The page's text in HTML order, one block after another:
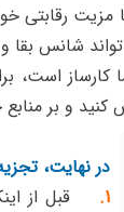
رقابتی
شانس بقا
است،
و بر منابع
در نهایت،
1.
قبل از